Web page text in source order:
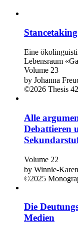
Eine
Lebensraum
Volume 23
by Johanna
©2026 Thesis
Alle
Debattieren
Volume 22
by Winnie-
©2025
Die
Medien